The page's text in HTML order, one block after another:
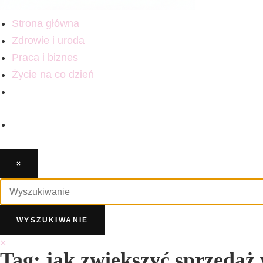
Strona główna
Zdrowie i uroda
Praca i biznes
Życie na co dzień
×
×